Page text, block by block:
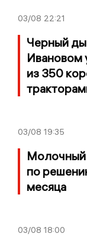
03/08 22:21
Черный
Ивановом
из 350
03/08 19:35
Молочный
по
месяца
03/08 18:00